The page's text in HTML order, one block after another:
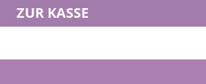
ZUR KASSE